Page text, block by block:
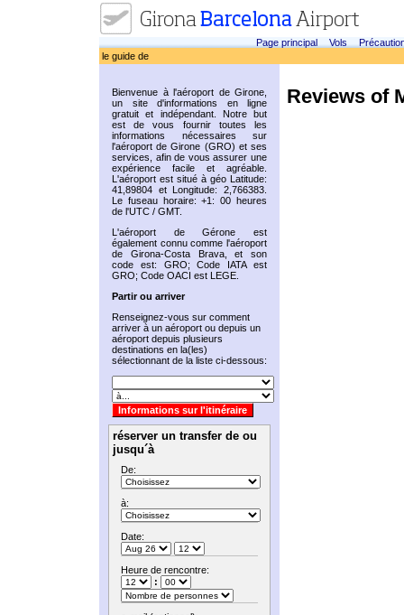
Page principal Vols
le guide de
Bienvenue à l'aéroport de Girone,
un site d'informations en ligne
gratuit et indépendant. Notre but
est de vous fournir toutes les
informations nécessaires sur
l'aéroport de Girone (GRO) et ses
services, afin de vous assurer une
expérience facile et agréable.
L'aéroport est situé à géo Latitude:
41,89804 et Longitude: 2,766383.
Le fuseau horaire: +1: 00 heures
de l'UTC / GMT.
L'aéroport de Gérone est
également connu comme l'aéroport
de Girona-Costa Brava, et son
code est: GRO; Code IATA est
GRO; Code OACI est LEGE.
Partir ou arriver
Renseignez-vous sur comment
arriver à un aéroport ou depuis un
aéroport depuis plusieurs
destinations en la(les)
sélectionnant de la liste ci-dessous:
réserver un transfer de ou
jusqu´à
De:
à:
Date:
Heure de rencontre:
:
Reviews of